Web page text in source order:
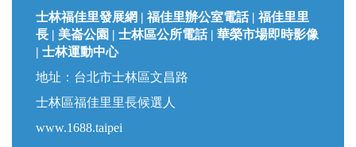
士林福佳里發展網 | 福佳里辦公室電話 | 福佳里里
長 | 美崙公園 | 士林區公所電話 | 華榮市場即時影像
| 士林運動中心
地址：台北市士林區文昌路
士林區福佳里里長候選人
www.1688.taipei